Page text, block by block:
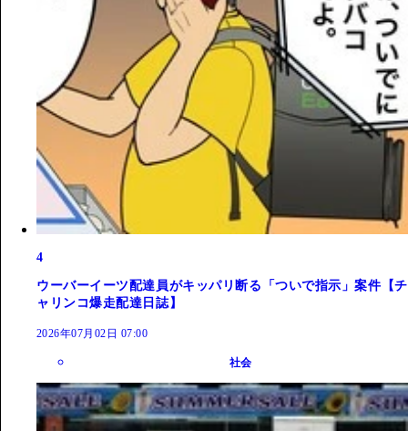
4
ウーバーイーツ配達員がキッパリ断る「ついで指示」案件【チ
ャリンコ爆走配達日誌】
2026年07月02日 07:00
社会